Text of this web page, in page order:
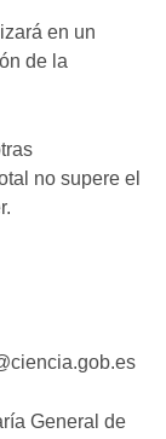
en un
de la
no supere el
General de